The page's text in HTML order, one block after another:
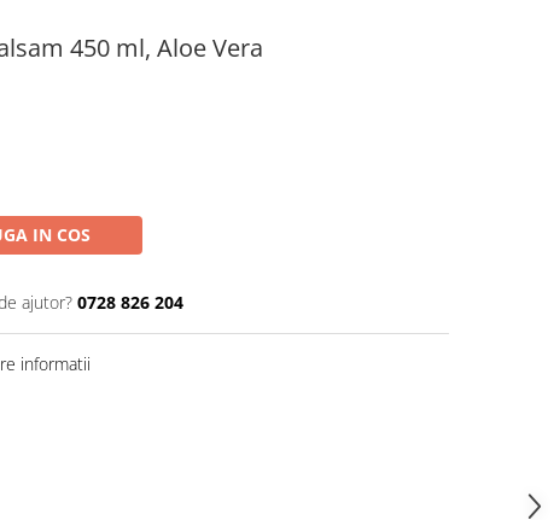
450 ml, Aloe Vera
IN COS
ajutor? 0728 826 204
informatii